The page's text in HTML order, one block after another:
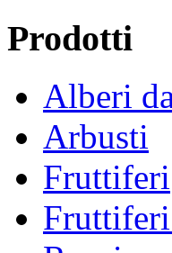
Prodotti
Alberi
Arbusti
Fruttiferi